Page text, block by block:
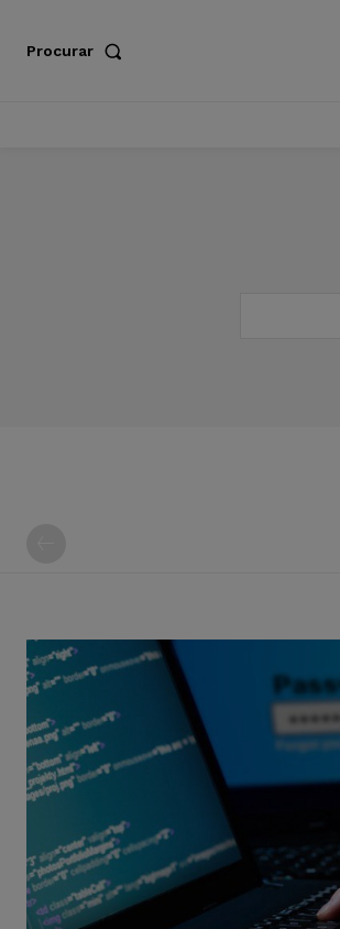
Procurar